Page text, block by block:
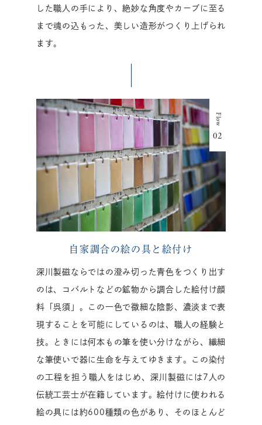
した職人の手により、絶妙な角度やカーブに至る
まで魂の込もった、美しい造形がつくり上げられ
ます。
自家調合の絵の具と絵付け
深川製磁ならではの澄み切った青色をつくり出す
のは、コバルトなどの鉱物から調合した絵付け顔
料「呉須」。この一色で微細な陰影、濃淡まで表
現することを可能にしているのは、職人の経験と
技。ときには何本もの筆を使い分けながら、繊細
な筆使いで器に生命を与えてゆきます。この染付
の工程を担う職人をはじめ、深川製磁には7人の
伝統工芸士が在籍しています。絵付けに使われる
絵の具には約600種類の色があり、そのほとんど